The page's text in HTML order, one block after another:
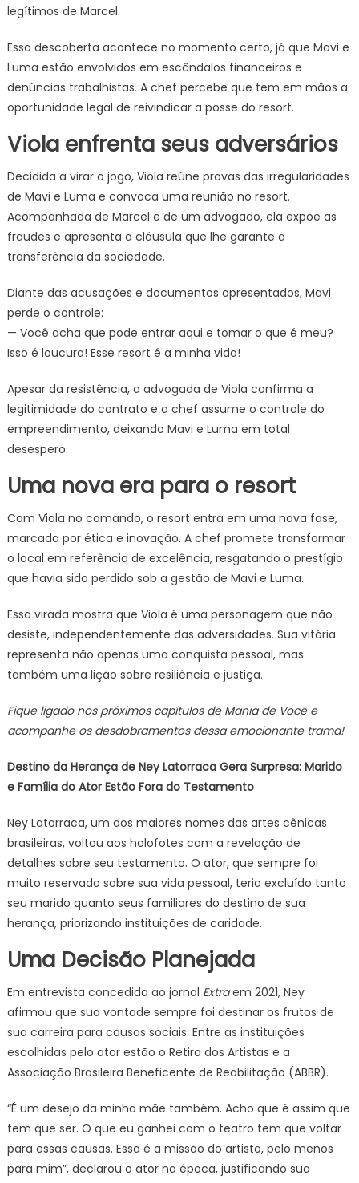
legítimos de Marcel.
Essa descoberta acontece no momento certo, já que Mavi e
Luma estão envolvidos em escândalos financeiros e
denúncias trabalhistas. A chef percebe que tem em mãos a
oportunidade legal de reivindicar a posse do resort.
Viola enfrenta seus adversários
Decidida a virar o jogo, Viola reúne provas das irregularidades
de Mavi e Luma e convoca uma reunião no resort.
Acompanhada de Marcel e de um advogado, ela expõe as
fraudes e apresenta a cláusula que lhe garante a
transferência da sociedade.
Diante das acusações e documentos apresentados, Mavi
perde o controle:
— Você acha que pode entrar aqui e tomar o que é meu?
Isso é loucura! Esse resort é a minha vida!
Apesar da resistência, a advogada de Viola confirma a
legitimidade do contrato e a chef assume o controle do
empreendimento, deixando Mavi e Luma em total
desespero.
Uma nova era para o resort
Com Viola no comando, o resort entra em uma nova fase,
marcada por ética e inovação. A chef promete transformar
o local em referência de excelência, resgatando o prestígio
que havia sido perdido sob a gestão de Mavi e Luma.
Essa virada mostra que Viola é uma personagem que não
desiste, independentemente das adversidades. Sua vitória
representa não apenas uma conquista pessoal, mas
também uma lição sobre resiliência e justiça.
Fique ligado nos próximos capítulos de Mania de Você e
acompanhe os desdobramentos dessa emocionante trama!
Destino da Herança de Ney Latorraca Gera Surpresa: Marido
e Família do Ator Estão Fora do Testamento
Ney Latorraca, um dos maiores nomes das artes cênicas
brasileiras, voltou aos holofotes com a revelação de
detalhes sobre seu testamento. O ator, que sempre foi
muito reservado sobre sua vida pessoal, teria excluído tanto
seu marido quanto seus familiares do destino de sua
herança, priorizando instituições de caridade.
Uma Decisão Planejada
Em entrevista concedida ao jornal Extraem 2021, Ney
afirmou que sua vontade sempre foi destinar os frutos de
sua carreira para causas sociais. Entre as instituições
escolhidas pelo ator estão o Retiro dos Artistas e a
Associação Brasileira Beneficente de Reabilitação (ABBR).
“É um desejo da minha mãe também. Acho que é assim que
tem que ser. O que eu ganhei com o teatro tem que voltar
para essas causas. Essa é a missão do artista, pelo menos
para mim”, declarou o ator na época, justificando sua